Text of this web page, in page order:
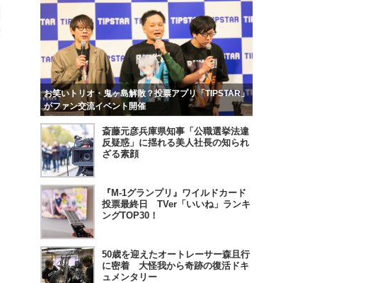
お笑いトリオ・鬼ヶ島解散？投票アプリ「TIPSTAR」
がファン交流イベント開催
斎藤元彦兵庫県知事「公職選挙法違
反疑惑」に揺れる美人社長の知られ
ざる素顔
『M-1グランプリ』ワイルドカード
投票最終日 TVer「いいね」ランキ
ングTOP30！
50歳を迎えたオートレーサー森且行
に密着 大怪我から奇跡の復活ドキ
ュメンタリー